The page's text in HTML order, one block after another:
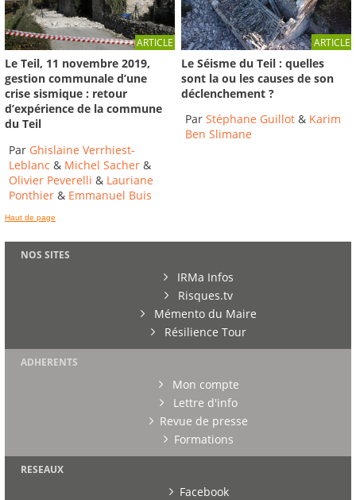
ARTICLE
Le Teil, 11 novembre 2019,
gestion communale d’une
crise sismique : retour
d’expérience de la commune
du Teil
Par Ghislaine Verrhiest-
Leblanc & Michel Sacher &
Olivier Peverelli & Lauriane
Ponthier & Emmanuel Buis
ARTICLE
Le Séisme du Teil : quelles
sont la ou les causes de son
déclenchement ?
ParStéphane Guillot & Karim
Ben Slimane
Haut de page
NOS SITES
IRMa Infos
Risques.tv
Mémento du Maire
Résilience Tour
ADHERENTS
Mon compte
Lettre d'info
Revue de presse
Formations
RESEAUX
Facebook